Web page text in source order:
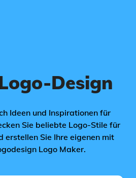
Design
Ideen und Inspirationen für
Sie beliebte Logo-Stile für
erstellen Sie Ihre eigenen mit
Logo Maker.